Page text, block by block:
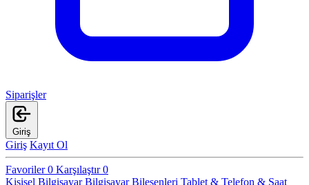
Siparişler
Giriş
Giriş Kayıt Ol
Favoriler0 Karşılaştır0
Kişisel BilgisayarBilgisayar Bileşenleri Tablet & Telefon & Saat